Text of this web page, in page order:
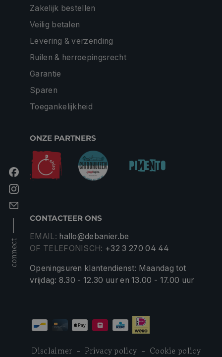
connect
Zakelijk bestellen
Veilig betalen
Levering & verzending
Ruilen & herroepingsrecht
Garantie
Sparen
Toegankelijkheid
ONZE PARTNERS
CONTACTEER ONS
EMAIL: hallo@debanier.be
OF TELEFONISCH: +32 3 270 04 44
Openingsuren klantendienst: Maandag tot
vrijdag: 8.30 - 12.30 uur en 13.00 - 17.00 uur
Disclaimer Privacy policy Cookie policy